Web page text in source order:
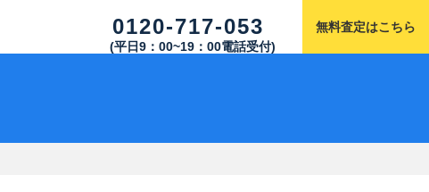
0120-717-053
(平日9：00~19：00電話受付)
無料査定はこちら